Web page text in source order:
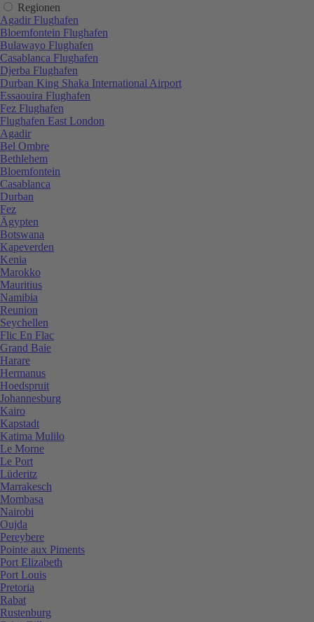
Regionen
Agadir Flughafen
Bloemfontein Flughafen
Bulawayo Flughafen
Casablanca Flughafen
Djerba Flughafen
Durban King Shaka International Airport
Essaouira Flughafen
Fez Flughafen
Flughafen East London
Agadir
Bel Ombre
Bethlehem
Bloemfontein
Casablanca
Durban
Fez
Ägypten
Botswana
Kapeverden
Kenia
Marokko
Mauritius
Namibia
Reunion
Seychellen
Flic En Flac
Grand Baie
Harare
Hermanus
Hoedspruit
Johannesburg
Kairo
Kapstadt
Katima Mulilo
Le Morne
Le Port
Lüderitz
Marrakesch
Mombasa
Nairobi
Oujda
Pereybere
Pointe aux Piments
Port Elizabeth
Port Louis
Pretoria
Rabat
Rustenburg